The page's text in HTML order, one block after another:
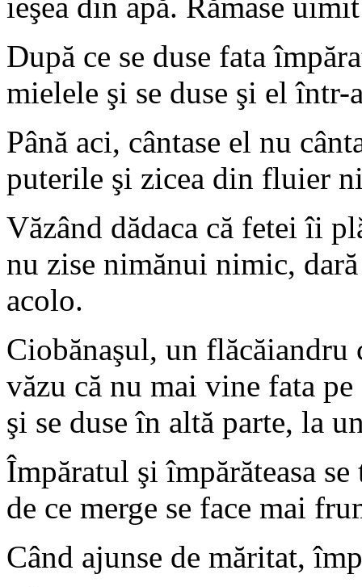
După ce se duse fata
mielele şi se duse şi el într-
Până aci, cântase el nu
puterile şi zicea din fluier
Văzând dădaca că fetei îi
nu zise nimănui nimic,
acolo.
Ciobănaşul, un flăcăiandru
văzu că nu mai vine fata
şi se duse în altă parte, la
Împăratul şi împărăteasa
de ce merge se face mai
Când ajunse de măritat,